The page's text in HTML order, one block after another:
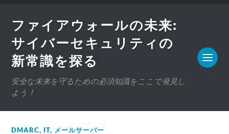
ファイアウォールの未来:
サイバーセキュリティの
新常識を探る
安全な未来を守るための必須知識をここで発見し
よう！
DMARC, IT, メールサーバー